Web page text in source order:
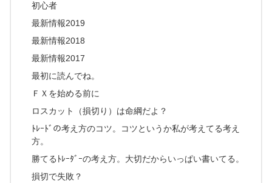
初心者
最新情報2019
最新情報2018
最新情報2017
最初に読んでね。
ＦＸを始める前に
ロスカット（損切り）は命綱だよ？
ﾄﾚｰﾄﾞの考え方のコツ。コツというか私が考えてる考え
方。
勝てるﾄﾚｰﾀﾞｰの考え方。大切だからいっぱい書いてる。
損切で失敗？